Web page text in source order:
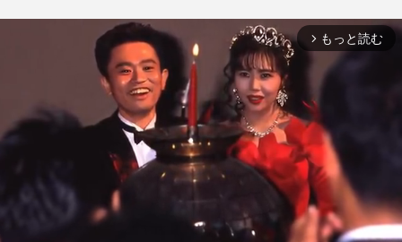
arrow_forward_ios もっと読む